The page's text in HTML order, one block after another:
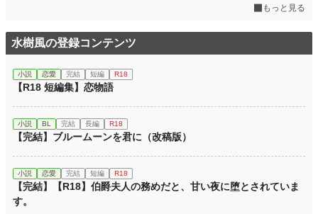
もっと見る
水樹風の登録コンテンツ
小説 恋愛 完結 短編 R18
【R18 短編集】恋物語
小説 BL 完結 長編 R18
【完結】ブルームーンを君に（改稿版）
小説 恋愛 完結 短編 R18
【完結】【R18】伯爵夫人の務めだと、甘い夜に堕とされていま
す。